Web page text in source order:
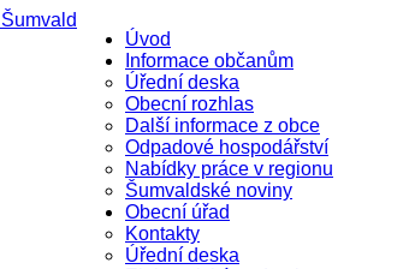
Úvod
Informace občanům
Úřední deska
Obecní rozhlas
Další informace z obce
Odpadové hospodářství
Nabídky práce v regionu
Šumvaldské noviny
Obecní úřad
Kontakty
Úřední deska